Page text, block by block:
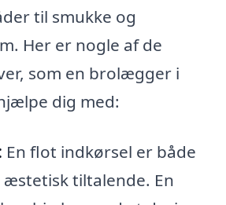
til smukke og
Her er nogle af de
som en brolægger i
dig med:
En flot indkørsel er både
tiltalende. En